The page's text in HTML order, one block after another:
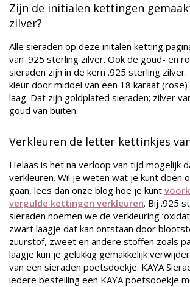
Zijn de initialen kettingen
zilver?
Alle sieraden op deze initalen ketting
van .925 sterling zilver. Ook de goud- en
sieraden zijn in de kern .925 sterling zilver.
kleur door middel van een 18 karaat
laag. Dat zijn goldplated sieraden; zilver
goud van buiten.
Verkleuren de letter kettinkjes van
Helaas is het na verloop van tijd mogelijk
verkleuren. Wil je weten wat je kunt doen
gaan, lees dan onze blog hoe je kunt
vergulde kettingen verkleuren. Bij .925
sieraden noemen we de verkleuring
zwart laagje dat kan ontstaan door
zuurstof, zweet en andere stoffen zoals
laagje kun je gelukkig gemakkelijk
van een sieraden poetsdoekje. KAYA
iedere bestelling een KAYA poetsdoekje